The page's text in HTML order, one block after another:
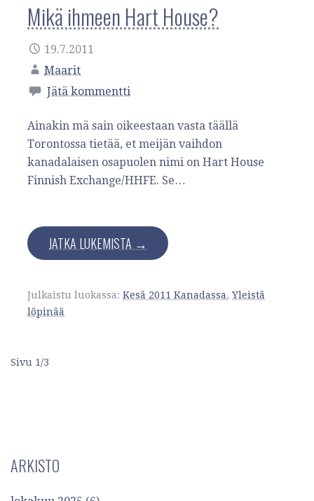
Mikä ihmeen Hart House?
19.7.2011
Maarit
Jätä kommentti
Ainakin mä sain oikeestaan vasta täällä
Torontossa tietää, et meijän vaihdon
kanadalaisen osapuolen nimi on Hart House
Finnish Exchange/HHFE. Se…
JATKA LUKEMISTA →
Julkaistu luokassa: Kesä 2011 Kanadassa, Yleistä
löpinää
t
i
Sivu 1/3
ARKISTO